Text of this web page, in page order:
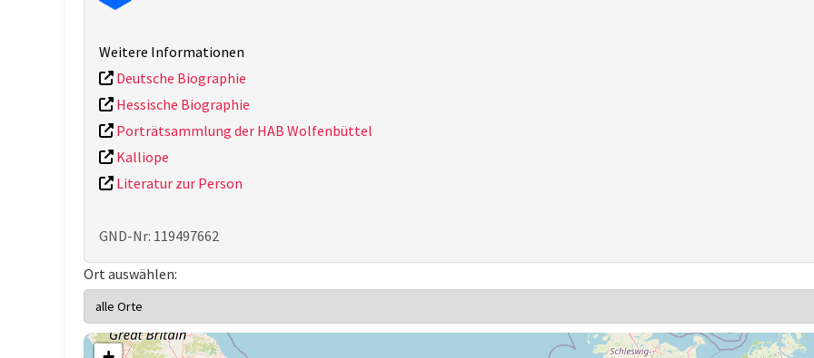
Weitere Informationen
Deutsche Biographie
Hessische Biographie
Porträtsammlung der HAB Wolfenbüttel
Kalliope
Literatur zur Person
GND-Nr: 119497662
Ort auswählen: